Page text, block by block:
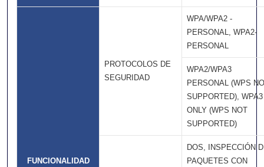
FUNCIONALIDAD
PROTOCOLOS DE
SEGURIDAD
WPA/WPA2 -
PERSONAL, WPA2-
PERSONAL
WPA2/WPA3 
PERSONAL (WPS
SUPPORTED), WPA3
ONLY (WPS NOT
SUPPORTED)
DOS, INSPECCIÓN
PAQUETES CON